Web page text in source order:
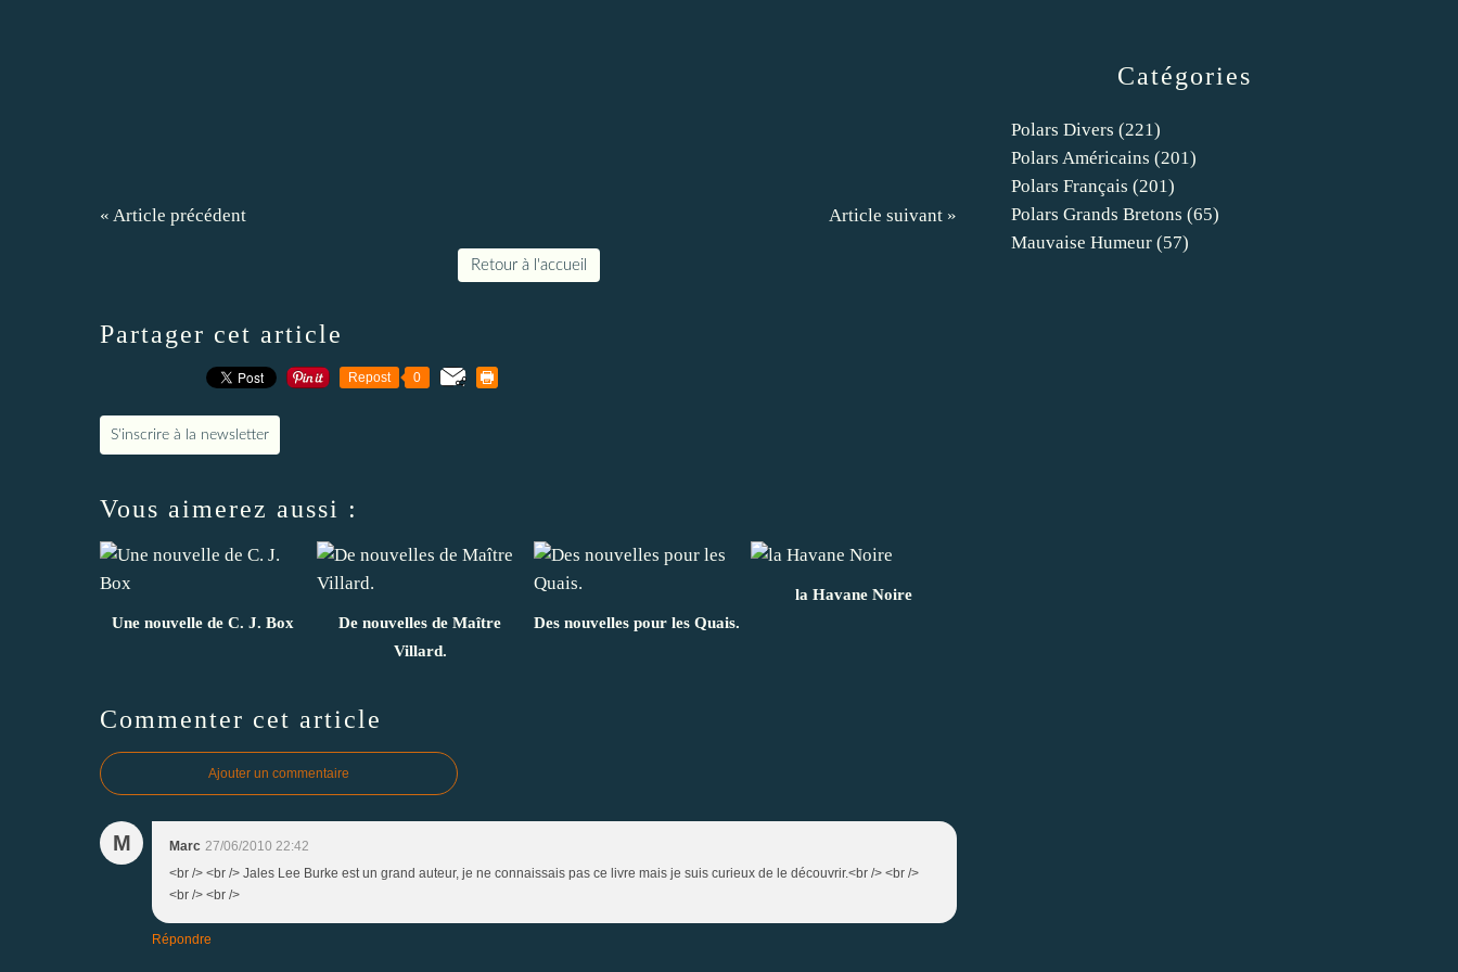
« Article précédent Article suivant »
Retour à l'accueil
Partager cet article
Repost 0
S'inscrire à la newsletter
Vous aimerez aussi :
Une nouvelle de C. J. Box
De nouvelles de Maître
Villard.
Des nouvelles pour les Quais.
la Havane Noire
Commenter cet article
Ajouter un commentaire
M Marc 27/06/2010 22:42
<br /> <br /> Jales Lee Burke est un grand auteur, je ne connaissais pas ce livre mais je suis curieux de le découvrir.<br /> <br />
<br /> <br />
Répondre
Catégories
Polars Divers (221)
Polars Américains (201)
Polars Français (201)
Polars Grands Bretons (65)
Mauvaise Humeur (57)